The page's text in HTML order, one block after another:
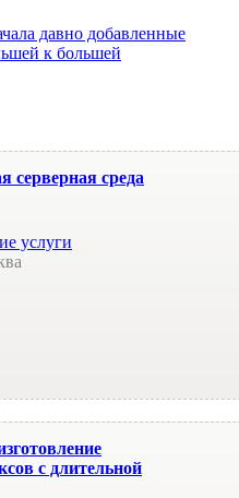
давно добавленные
к большей
серверная среда
услуги
с длительной